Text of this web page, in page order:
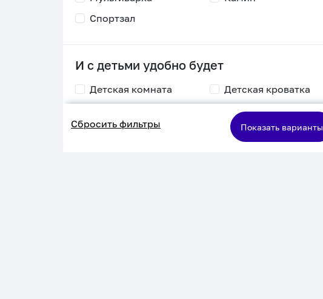
Спортзал
И с детьми удобно будет
Детская комната
кормления
Детская кроватка
Двухъярусная
кровать
Сбросить фильтры Показать варианты